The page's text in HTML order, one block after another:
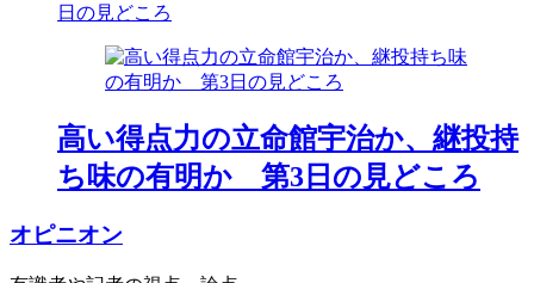
日の見どころ
高い得点力の立命館宇治か、継投持
ち味の有明か 第3日の見どころ
オピニオン